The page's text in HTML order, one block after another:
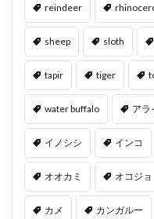
reindeer
sheep sloth
tapir tiger
water buffalo アラ
イノシシ インコ
オオカミ オコジョ
カメ カンガルー